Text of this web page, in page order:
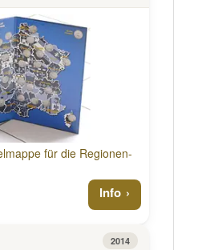
für die Regionen-
Info
2014